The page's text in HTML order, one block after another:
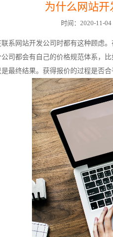
为什么网站开
时间：2020-11-
系网站开发公司时都有这种顾虑
司都会有自己的价格规范体系，
最终结果。获得报价的过程是否合